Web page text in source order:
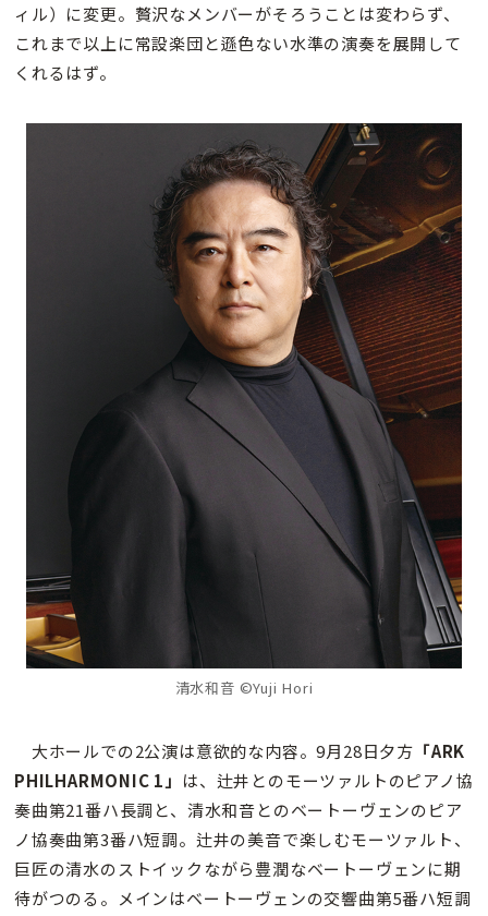
ィル）に変更。贅沢なメンバーがそろうことは変わらず、
これまで以上に常設楽団と遜色ない水準の演奏を展開して
くれるはず。
清水和音 ©Yuji Hori
大ホールでの2公演は意欲的な内容。9月28日夕方 「ARK
PHILHARMONIC 1」 は、辻井とのモーツァルトのピアノ協
奏曲第21番ハ長調と、清水和音とのベートーヴェンのピア
ノ協奏曲第3番ハ短調。辻井の美音で楽しむモーツァルト、
巨匠の清水のストイックながら豊潤なベートーヴェンに期
待がつのる。メインはベートーヴェンの交響曲第5番ハ短調